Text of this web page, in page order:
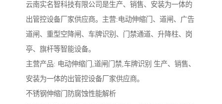
云南实名智科技有限公司是生产、销售、安装为一体的
出管控设备厂家供应商。主营:电动伸缩门、道闸、广告
道闸、重型空降闸、车牌识别、门禁通道、升降柱、岗
亭、旗杆等智能设备。
主营产品: 电动伸缩门,道闸门禁,车牌识别 生产、销售、
安装为一体的出管控设备厂家供应商。
不锈钢伸缩门防腐蚀性能解析‌